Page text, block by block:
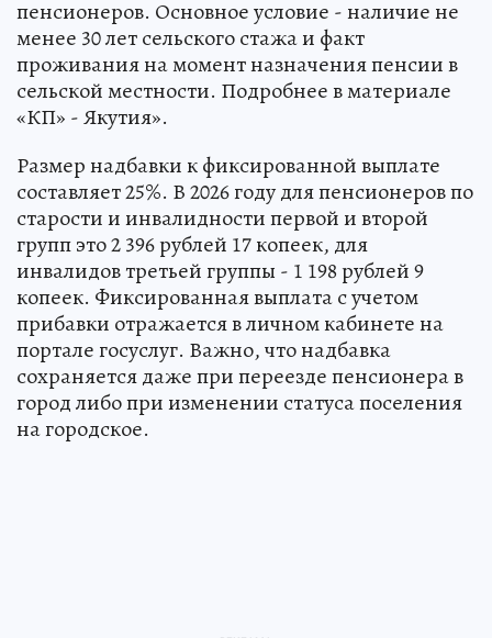
пенсионеров. Основное условие - наличие не
менее 30 лет сельского стажа и факт
проживания на момент назначения пенсии в
сельской местности. Подробнее в материале
«КП» - Якутия».
Размер надбавки к фиксированной выплате
составляет 25%. В 2026 году для пенсионеров по
старости и инвалидности первой и второй
групп это 2 396 рублей 17 копеек, для
инвалидов третьей группы - 1 198 рублей 9
копеек. Фиксированная выплата с учетом
прибавки отражается в личном кабинете на
портале госуслуг. Важно, что надбавка
сохраняется даже при переезде пенсионера в
город либо при изменении статуса поселения
на городское.